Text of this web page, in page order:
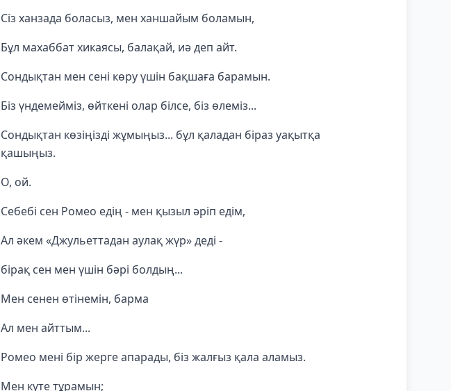
Сіз ханзада боласыз, мен ханшайым боламын,
Бұл махаббат хикаясы, балақай, иә деп айт.
Сондықтан мен сені көру үшін бақшаға барамын.
Біз үндемейміз, өйткені олар білсе, біз өлеміз...
Сондықтан көзіңізді жұмыңыз... бұл қаладан біраз уақытқа
қашыңыз.
О, ой.
Себебі сен Ромео едің - мен қызыл әріп едім,
Ал әкем «Джульеттадан аулақ жүр» деді -
бірақ сен мен үшін бәрі болдың...
Мен сенен өтінемін, барма
Ал мен айттым...
Ромео мені бір жерге апарады, біз жалғыз қала аламыз.
Мен күте тұрамын;